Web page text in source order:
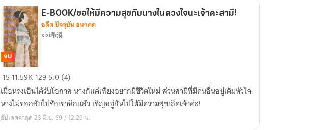
E-
BOOK/
ขอ
ให้
มี
จบ
E-BOOK/ขอให้มีความสุขกับนางในดวงใจนะเจ้าคะสามี!
อดีต ปัจจุบัน อนาคต
xixi希溪
15 11.59K 129 5.0 (4)
เมื่อหรงเอินได้รับโอกาส นางก็แค่เพียงอยากมีชีวิตใหม่ ส่วนสามีที่มีคนอื่นอยู่เต็มหัวใจ
นางไม่ขอกลับไปรักเขาอีกแล้ว เชิญอยู่กันไปให้มีความสุขเถิดเจ้าค่ะ!
อัปเดตล่าสุด 23 มิ.ย. 69 / 12:29 น.